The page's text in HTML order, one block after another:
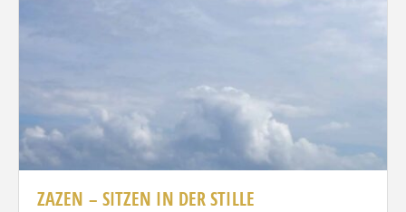
ZAZEN – SITZEN IN DER STILLE